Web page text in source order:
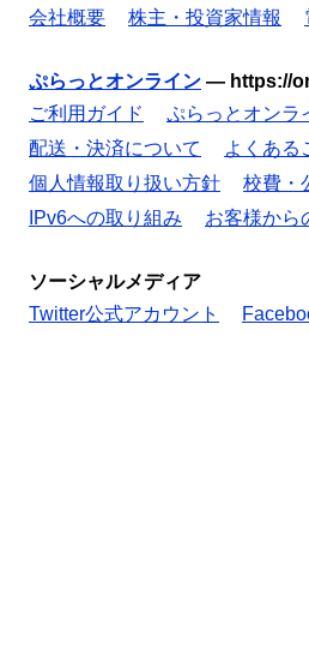
会社概要
株主・投資家情報
ぷらっとオンライン — https://
ご利用ガイド
ぷらっとオンラ
配送・決済について
よくある
個人情報取り扱い方針
校費・
IPv6への取り組み
お客様から
ソーシャルメディア
Twitter公式アカウント